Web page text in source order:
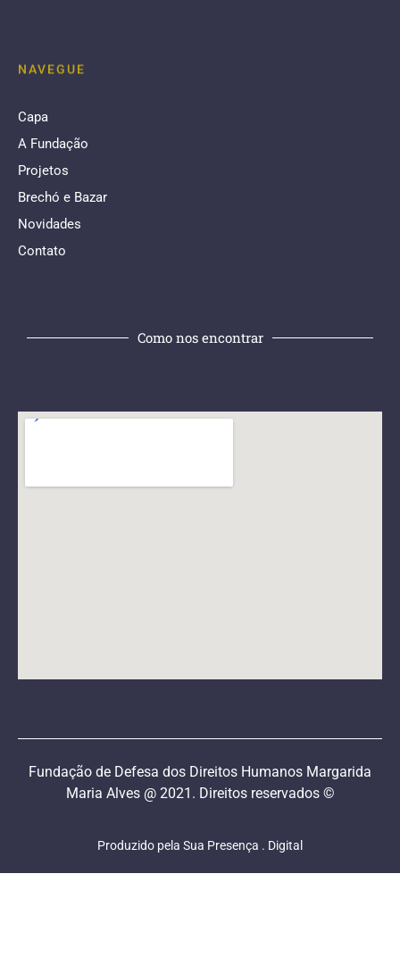
NAVEGUE
Capa
A Fundação
Projetos
Brechó e Bazar
Novidades
Contato
Como nos encontrar
Fundação de Defesa dos Direitos Humanos Margarida
Maria Alves @ 2021. Direitos reservados ©
Produzido pela Sua Presença . Digital